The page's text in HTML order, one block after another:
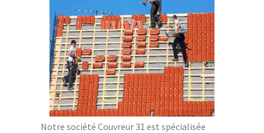
Notre société Couvreur 31 est spécialisée